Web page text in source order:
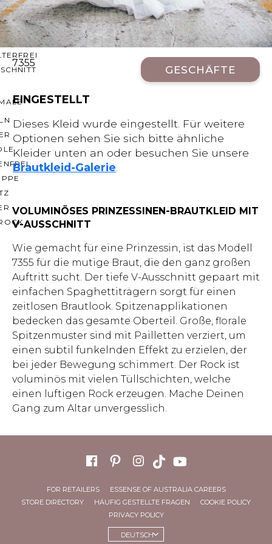
AUSSCHNITT
7355
GESCHÄFTE
EINGESTELLT
Dieses Kleid wurde eingestellt. Für weitere
Optionen sehen Sie sich bitte ähnliche
Kleider unten an oder besuchen Sie unsere
Brautkleid-Galerie
VOLUMINÖSES PRINZESSINEN-BRAUTKLEID MIT
V-AUSSCHNITT
Wie gemacht für eine Prinzessin, ist das Modell
7355 für die mutige Braut, die den ganz großen
Auftritt sucht. Der tiefe V-Ausschnitt gepaart mit
einfachen Spaghettiträgern sorgt für einen
zeitlosen Brautlook. Spitzenapplikationen
bedecken das gesamte Oberteil. Große, florale
Spitzenmuster sind mit Pailletten verziert, um
einen subtil funkelnden Effekt zu erzielen, der
bei jeder Bewegung schimmert. Der Rock ist
voluminös mit vielen Tüllschichten, welche
einen luftigen Rock erzeugen. Mache Deinen
Gang zum Altar unvergesslich.
FOR RETAILERS
ESSENSE OF AUSTRALIA CAREERS
STORE DIRECTORY
HÄUFIG GESTELLTE FRAGEN
COOKIE POLICY
PRIVACY POLICY
DEUTSCH